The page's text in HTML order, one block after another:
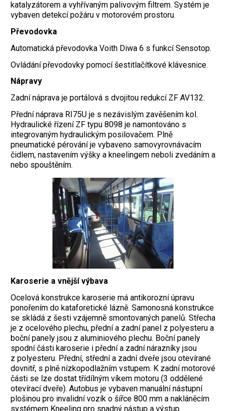
katalyzátorem a vyhřívaným palivovým filtrem. Systém je
vybaven detekcí požáru v motorovém prostoru.
Převodovka
Automatická převodovka Voith Diwa 6 s funkcí Sensotop.
Ovládání převodovky pomocí šestitlačítkové klávesnice.
Nápravy
Zadní náprava je portálová s dvojitou redukcí ZF AV132.
Přední náprava RI75U je s nezávislým zavěšením kol.
Hydraulické řízení ZF typu 8098 je namontováno s
integrovaným hydraulickým posilovačem. Plně
pneumatické pérování je vybaveno samovyrovnávacím
čidlem, nastavením výšky a kneelingem neboli zvedáním a
nebo spouštěním.
Karoserie a vnější výbava
Ocelová konstrukce karoserie má antikorozní úpravu
ponořením do kataforetické lázně. Samonosná konstrukce
se skládá z šesti vzájemně smontovaných panelů. Střecha
je z ocelového plechu, přední a zadní panel z polyesteru a
boční panely jsou z aluminiového plechu. Boční panely
spodní části karoserie i přední a zadní nárazníky jsou
z polyesteru. Přední, střední a zadní dveře jsou otevírané
dovnitř, s plně nízkopodlažním vstupem. K zadní motorové
části se lze dostat třídílným víkem motoru (3 oddělené
otevírací dveře). Autobus je vybaven manuální nástupní
plošinou pro invalidní vozík o šířce 800 mm a nakláněcím
systémem Kneeling pro snadný nástup a výstup